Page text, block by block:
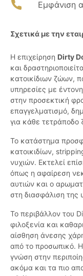
Εμφάνιση
Σχετικά με την
Η επιχείρηση Dirty
και
κατοικίδιων ζώων,
υπηρεσίες με
στην προσεκτική
επαγγελματισμό,
για κάθε τετράποδο
Το κατάστημα
κατοικιδίων,
νυχιών. Εκτελεί
όπως η αφαίρεση
αυτιών και ο
στη διασφάλιση της
Το περιβάλλον του
φιλοξενία και
αίσθηση άνεσης
από το προσωπικό. Η
γνώση στην
ακόμα και τα πιο